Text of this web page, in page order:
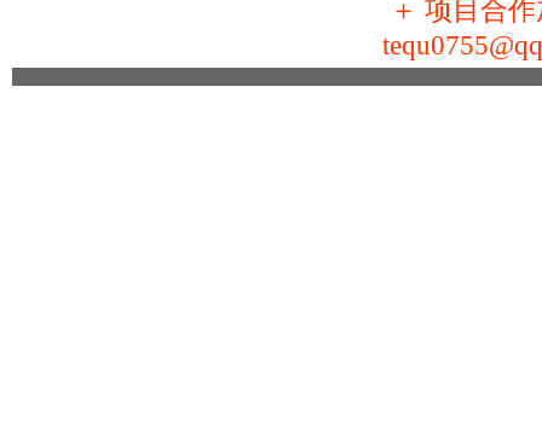
＋ 项目合作